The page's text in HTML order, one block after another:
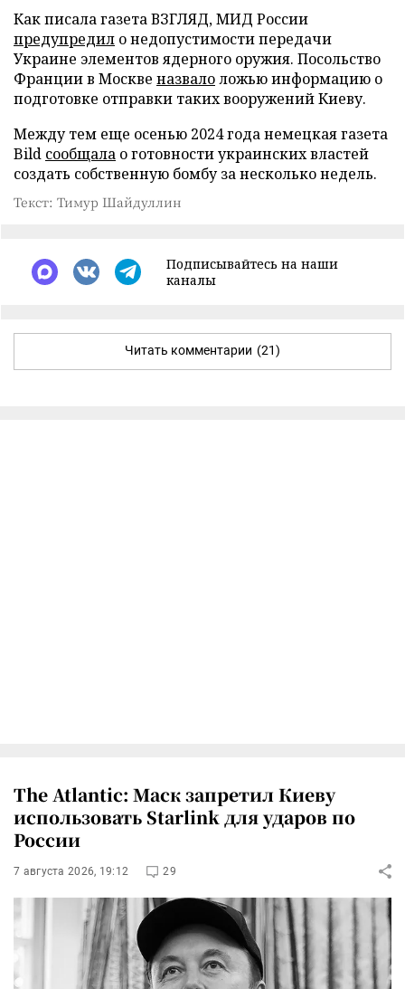
Как писала газета ВЗГЛЯД, МИД России
предупредил о недопустимости передачи
Украине элементов ядерного оружия. Посольство
Франции в Москве назвалоложью информацию о
подготовке отправки таких вооружений Киеву.
Между тем еще осенью 2024 года немецкая газета
Bild сообщала о готовности украинских властей
создать собственную бомбу за несколько недель.
Текст: Тимур Шайдуллин
Подписывайтесь на наши
каналы
Читать комментарии (21)
The Atlantic: Маск запретил Киеву
использовать Starlink для ударов по
России
7 августа 2026, 19:12 29